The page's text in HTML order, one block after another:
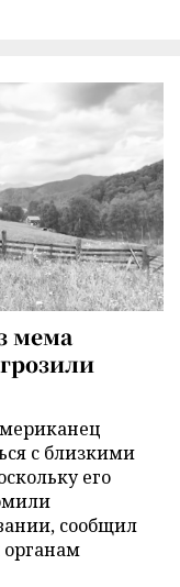
мема
с близкими
его
сообщил